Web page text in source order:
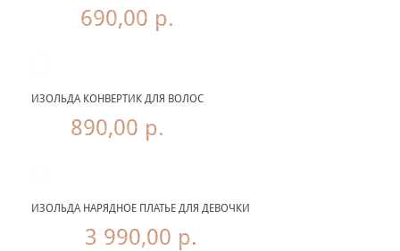
690,00 р.
ИЗОЛЬДА КОНВЕРТИК ДЛЯ ВОЛОС
890,00 р.
ИЗОЛЬДА НАРЯДНОЕ ПЛАТЬЕ ДЛЯ ДЕВОЧКИ
3 990,00 р.